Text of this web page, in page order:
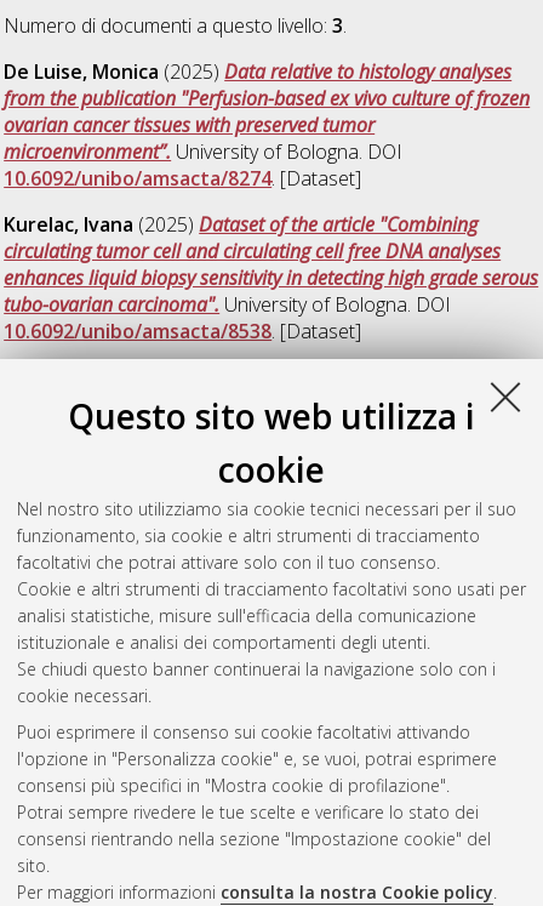
Questo sito web utilizza i
cookie
Nel nostro sito utilizziamo sia cookie tecnici necessari per il suo
funzionamento, sia cookie e altri strumenti di tracciamento
facoltativi che potrai attivare solo con il tuo consenso.
Cookie e altri strumenti di tracciamento facoltativi sono usati per
analisi statistiche, misure sull'efficacia della comunicazione
istituzionale e analisi dei comportamenti degli utenti.
Se chiudi questo banner continuerai la navigazione solo con i
cookie necessari.
Puoi esprimere il consenso sui cookie facoltativi attivando
l'opzione in "Personalizza cookie" e, se vuoi, potrai esprimere
consensi più specifici in "Mostra cookie di profilazione".
Potrai sempre rivedere le tue scelte e verificare lo stato dei
consensi rientrando nella sezione "Impostazione cookie" del
sito.
Per maggiori informazioni consulta la nostra Cookie policy.
Numero di documenti a questo livello:3.
De Luise, Monica (2025)Data relative to histology analyses
from the publication "Perfusion-based ex vivo culture of frozen
ovarian cancer tissues with preserved tumor
microenvironment”. University of Bologna. DOI
10.6092/unibo/amsacta/8274. [Dataset]
Kurelac, Ivana (2025)Dataset of the article "Combining
circulating tumor cell and circulating cell free DNA analyses
enhances liquid biopsy sensitivity in detecting high grade serous
tubo-ovarian carcinoma". University of Bologna. DOI
10.6092/unibo/amsacta/8538. [Dataset]
Gherardi, Iacopo
Milioni, Sara ;Cavina, Beatrice;Marchio, Lorena; De
Luise, Monica;Coada, Camelia Alexandra;Fiorillo, Marco
;Kurelac, Ivana
Iommarini, Luisa;Ghelli, Anna Maria
Anna Maria(2024)Mitochondrial Chaperonin MCJ Promotes
Vulnerability to Ferroptosis of Chemoresistant Ovarian Cancer
Cells – Dataset.University of Bologna. DOI
10.6092/unibo/amsacta/7730. [Dataset]
Questa lista e' stata generata ilSat Aug 8 20:31:10 2026
CEST
Atom
Rss
AMS Acta
ISSN: 2038-7954
re3data.org -
doi.org/10.17616/R3P19R
Servizio implementato e